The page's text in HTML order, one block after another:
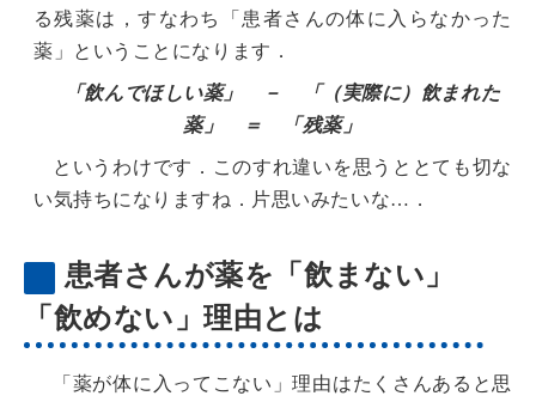
る残薬は，すなわち「患者さんの体に入らなかった
薬」ということになります．
「飲んでほしい薬」 － 「（実際に）飲まれた
薬」 ＝ 「残薬」
というわけです．このすれ違いを思うととても切な
い気持ちになりますね．片思いみたいな…．
患者さんが薬を「飲まない」
「飲めない」理由とは
「薬が体に入ってこない」理由はたくさんあると思